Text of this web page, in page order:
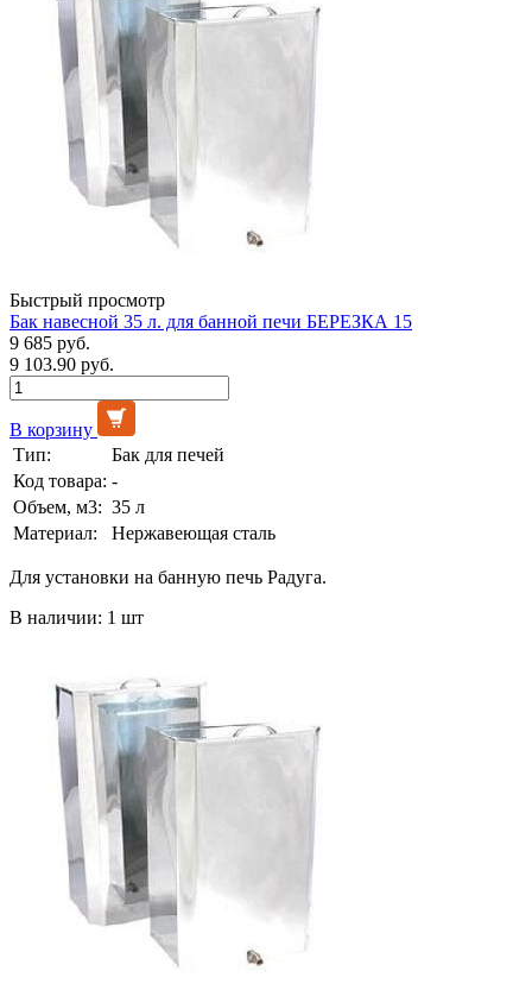
Быстрый просмотр
Бак навесной 35 л. для банной печи БЕРЕЗКА 15
9 685 руб.
9 103.90 руб.
В корзину
Тип:
Бак для печей
Код товара: -
Объем, м3: 35 л
Материал:
Нержавеющая сталь
Для установки на банную печь Радуга.
В наличии: 1 шт